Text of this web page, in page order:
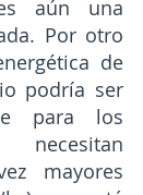
aún una
Por otro
de
podría ser
para los
mayores